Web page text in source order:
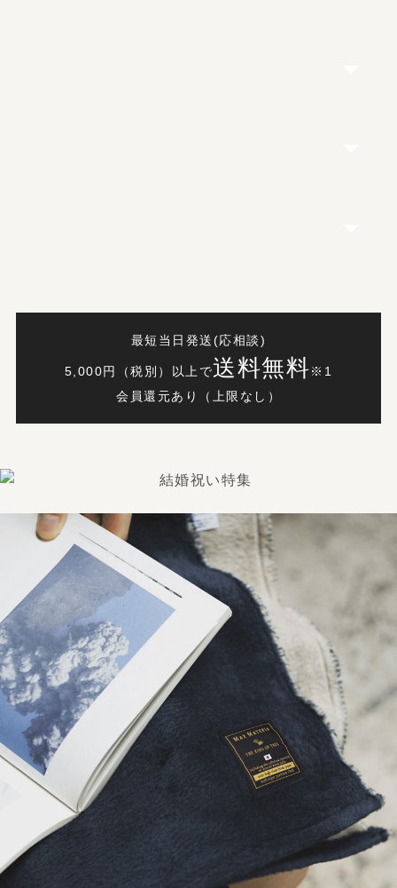
最短当日発送(応相談)
5,000円（税別）以上で送料無料※1
会員還元あり（上限なし）